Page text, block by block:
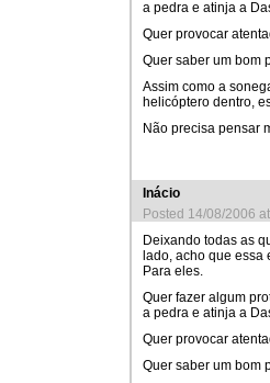
a pedra e atinja a
Quer provocar
Quer saber um bom
Assim como a
helicóptero dentro,
Não precisa pensar
Inácio
Posted 14/08/2006
Deixando todas as
lado, acho que
Para eles.
Quer fazer algum
a pedra e atinja a
Quer provocar
Quer saber um bom